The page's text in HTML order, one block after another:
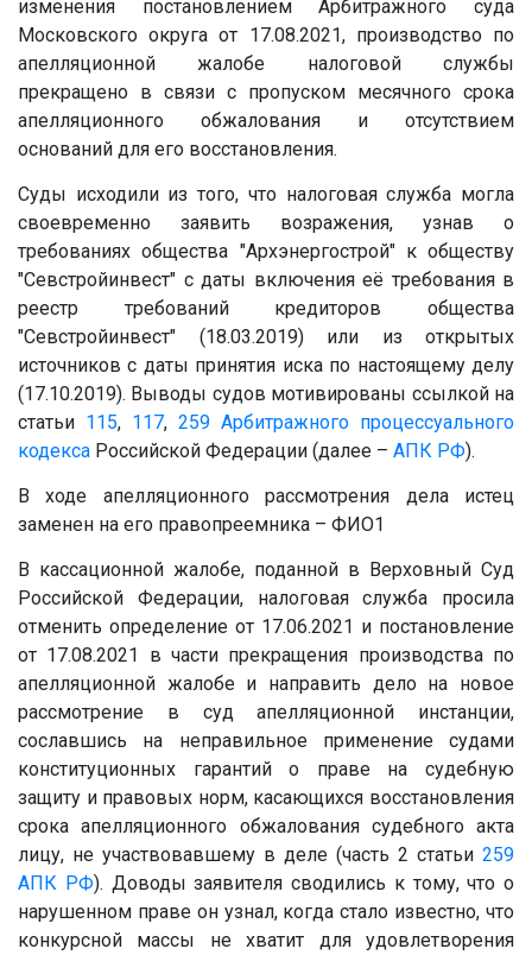
изменения постановлением Арбитражного суда
Московского округа от 17.08.2021, производство по
апелляционной жалобе налоговой службы
прекращено в связи с пропуском месячного срока
апелляционного обжалования и отсутствием
оснований для его восстановления.
Суды исходили из того, что налоговая служба могла
своевременно заявить возражения, узнав о
требованиях общества "Архэнергострой" к обществу
"Севстройинвест" с даты включения её требования в
реестр требований кредиторов общества
"Севстройинвест" (18.03.2019) или из открытых
источников с даты принятия иска по настоящему делу
(17.10.2019). Выводы судов мотивированы ссылкой на
статьи 115, 117, 259 Арбитражного процессуального
кодекса Российской Федерации (далее – АПК РФ).
В ходе апелляционного рассмотрения дела истец
заменен на его правопреемника – ФИО1
В кассационной жалобе, поданной в Верховный Суд
Российской Федерации, налоговая служба просила
отменить определение от 17.06.2021 и постановление
от 17.08.2021 в части прекращения производства по
апелляционной жалобе и направить дело на новое
рассмотрение в суд апелляционной инстанции,
сославшись на неправильное применение судами
конституционных гарантий о праве на судебную
защиту и правовых норм, касающихся восстановления
срока апелляционного обжалования судебного акта
лицу, не участвовавшему в деле (часть 2 статьи 259
АПК РФ). Доводы заявителя сводились к тому, что о
нарушенном праве он узнал, когда стало известно, что
конкурсной массы не хватит для удовлетворения